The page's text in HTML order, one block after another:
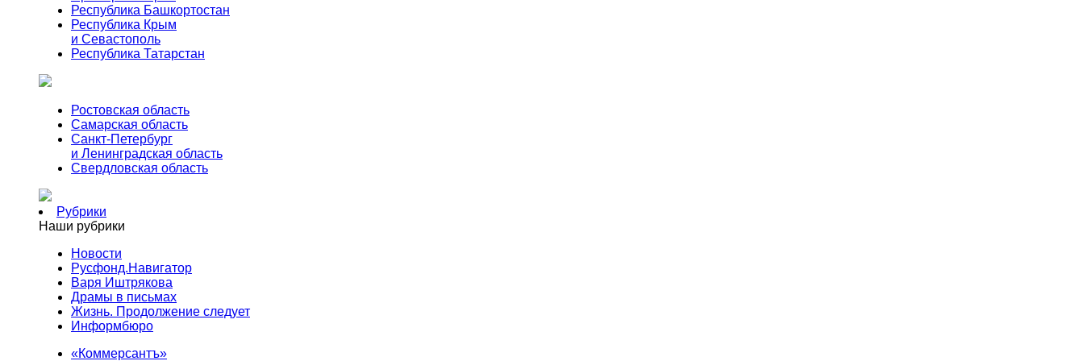
Республика Башкортостан
Республика Крым
и Севастополь
Республика Татарстан
Ростовская область
Самарская область
Санкт-Петербург
и Ленинградская область
Свердловская область
Рубрики
Наши рубрики
Новости
Русфонд.Навигатор
Варя Иштрякова
Драмы в письмах
Жизнь. Продолжение следует
Информбюро
«Коммерсантъ»